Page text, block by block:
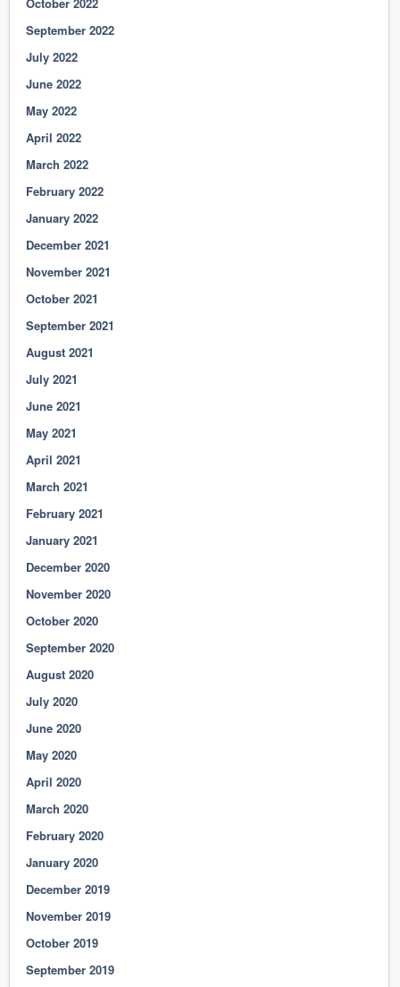
October 2022
September 2022
July 2022
June 2022
May 2022
April 2022
March 2022
February 2022
January 2022
December 2021
November 2021
October 2021
September 2021
August 2021
July 2021
June 2021
May 2021
April 2021
March 2021
February 2021
January 2021
December 2020
November 2020
October 2020
September 2020
August 2020
July 2020
June 2020
May 2020
April 2020
March 2020
February 2020
January 2020
December 2019
November 2019
October 2019
September 2019